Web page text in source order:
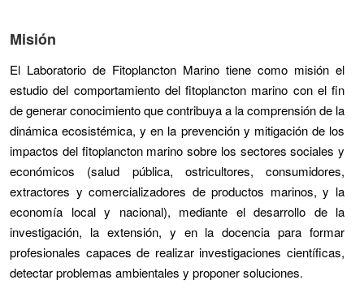
Misión
El Laboratorio de Fitoplancton Marino tiene como misión el
estudio del comportamiento del fitoplancton marino con el fin
de generar conocimiento que contribuya a la comprensión de la
dinámica ecosistémica, y en la prevención y mitigación de los
impactos del fitoplancton marino sobre los sectores sociales y
económicos (salud pública, ostricultores, consumidores,
extractores y comercializadores de productos marinos, y la
economía local y nacional), mediante el desarrollo de la
investigación, la extensión, y en la docencia para formar
profesionales capaces de realizar investigaciones científicas,
detectar problemas ambientales y proponer soluciones.